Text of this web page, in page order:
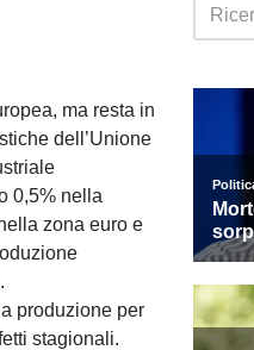
ma resta in
dell’Unione
0,5% nella
zona euro e
produzione per
stagionali.